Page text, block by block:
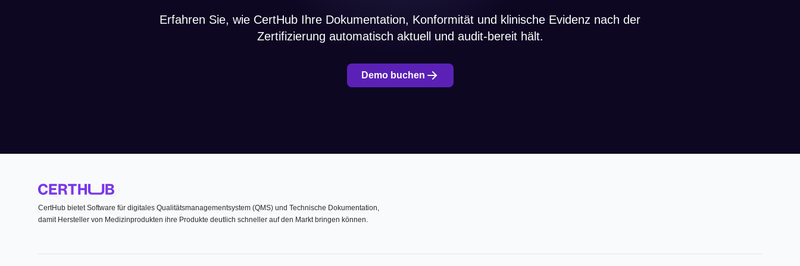
Erfahren Sie, wie CertHub Ihre Dokumentation, Konformität und klinische Evidenz nach der
Zertifizierung automatisch aktuell und audit-bereit hält.
Demo buchen
CertHub bietet Software für digitales Qualitätsmanagementsystem (QMS) und Technische Dokumentation,
damit Hersteller von Medizinprodukten ihre Produkte deutlich schneller auf den Markt bringen können.